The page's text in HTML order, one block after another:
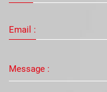
Email :
Message :